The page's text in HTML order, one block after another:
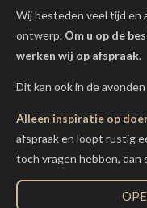
Wij besteden veel tijd en
ontwerp. Om u op de
werken wij op afspraak.
Dit kan ook in de
Alleen inspiratie op
afspraak en loopt rustig
toch vragen hebben, dan